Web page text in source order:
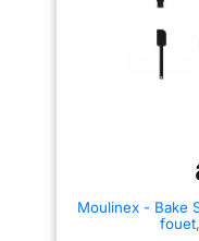
réglable de 25 à 45°C
la levée des pâtes et
préparation du pain et
pizza avec mélange
un mode HOOK dédié au
pétrissage intensif, il
parfaitement comme
pétrir la pâte, pétrin pâte à
Moulinex - Bake